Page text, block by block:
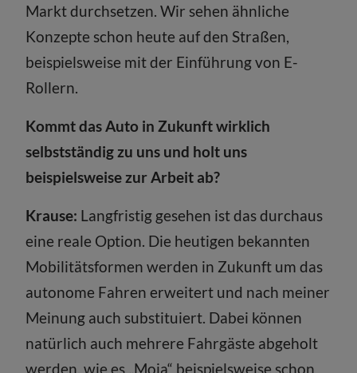
Markt durchsetzen. Wir sehen ähnliche
Konzepte schon heute auf den Straßen,
beispielsweise mit der Einführung von E-
Rollern.
Kommt das Auto in Zukunft wirklich
selbstständig zu uns und holt uns
beispielsweise zur Arbeit ab?
Krause: Langfristig gesehen ist das durchaus
eine reale Option. Die heutigen bekannten
Mobilitätsformen werden in Zukunft um das
autonome Fahren erweitert und nach meiner
Meinung auch substituiert. Dabei können
natürlich auch mehrere Fahrgäste abgeholt
werden, wie es „Moia“ beispielsweise schon